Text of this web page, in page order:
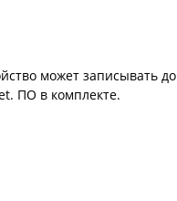
может записывать
ПО в комплекте.